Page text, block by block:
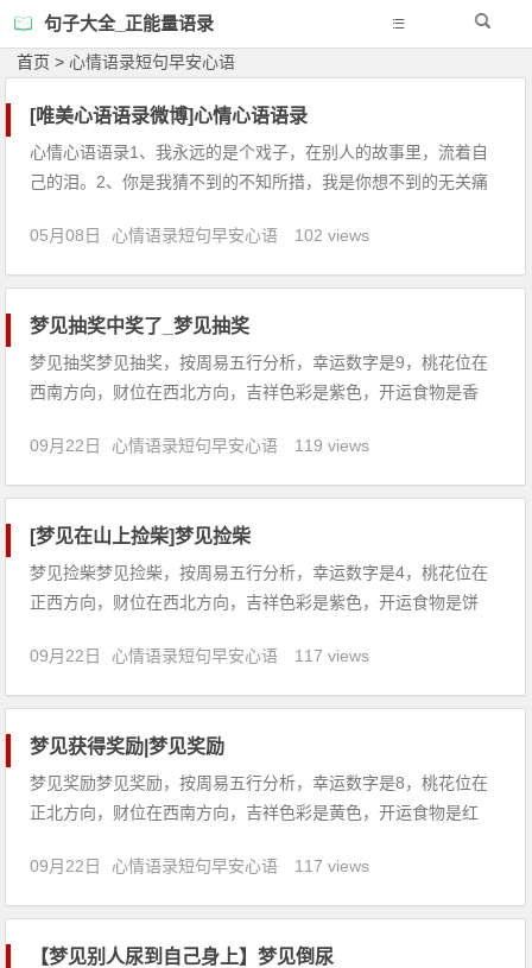
句子大全_正能量语录
首页 > 心情语录短句早安心语
[唯美心语语录微博]心情心语语录
心情心语语录1、我永远的是个戏子，在别人的故事里，流着自
己的泪。2、你是我猜不到的不知所措，我是你想不到的无关痛
4、如果我不向你求婚，我会后悔一辈子，因为你是我的惟一。
5、我们放下个性，放下原则，放下自由，只是因为放不下一个
05月08日 心情语录短句早安心语 102 views
梦见抽奖中奖了_梦见抽奖
梦见抽奖梦见抽奖，按周易五行分析，幸运数字是9，桃花位在
西南方向，财位在西北方向，吉祥色彩是紫色，开运食物是香
味着平顺如意，一切依理行事，得名利双全。2、怀孕的人梦见
抽奖，预示生男，春占生女，慎防动胎气。3、男人梦见抽奖，
09月22日 心情语录短句早安心语 119 views
[梦见在山上捡柴]梦见捡柴
梦见捡柴梦见捡柴，按周易五行分析，幸运数字是4，桃花位在
正西方向，财位在西北方向，吉祥色彩是紫色，开运食物是饼
近期的考试成绩很一般，没有太大的突破，要继续努力才是。
2、恋爱中的人梦见捡柴，说明心情不稳定，忽冷忽热，互相信
09月22日 心情语录短句早安心语 117 views
梦见获得奖励|梦见奖励
梦见奖励梦见奖励，按周易五行分析，幸运数字是8，桃花位在
正北方向，财位在西南方向，吉祥色彩是黄色，开运食物是红
地位将会提高。梦见奖励，千万别自满，再接再厉才能再创佳
绩。2、本命年的人梦见奖励，意味着诸事有波折，心情不稳
09月22日 心情语录短句早安心语 117 views
【梦见别人尿到自己身上】梦见倒尿